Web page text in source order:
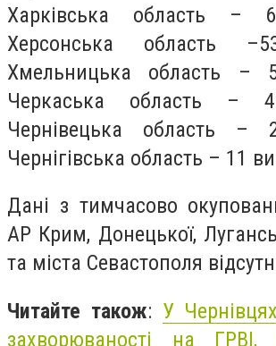
Харківська область –
Херсонська область
Хмельницька область –
Черкаська область –
Чернівецька область –
Чернігівська область – 11
Дані з тимчасово
АР Крим, Донецької,
та міста Севастополя
Читайте також: У
захворюваності на